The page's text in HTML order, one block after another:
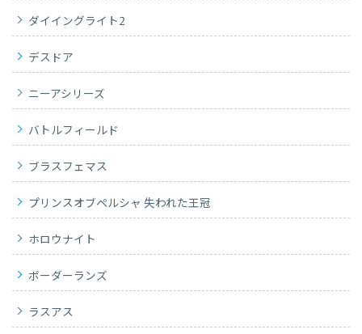
ダイイングライト2
デスドア
ニーアシリーズ
バトルフィールド
ブラスフェマス
プリンスオブペルシャ 失われた王冠
ホロウナイト
ボーダーランズ
ラスアス